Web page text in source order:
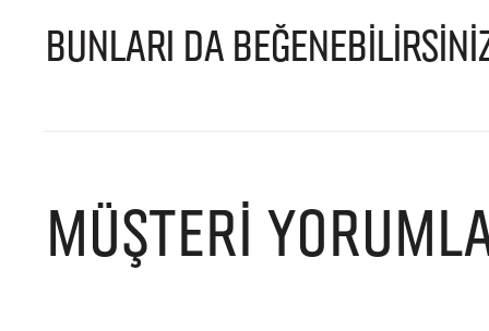
BUNLARI DA
MÜŞTERI